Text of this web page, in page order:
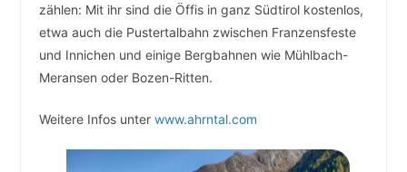
zählen: Mit ihr sind die Öffis in ganz Südtirol kostenlos,
etwa auch die Pustertalbahn zwischen Franzensfeste
und Innichen und einige Bergbahnen wie Mühlbach-
Meransen oder Bozen-Ritten.
Weitere Infos unter www.ahrntal.com